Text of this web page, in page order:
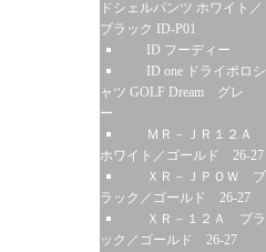
ドシェルパンツ ホワイト／
ブラック ID-P01
ID フーディー
ID one ドライポロシ
ャツ GOLF Dream グレ
ー
ＭＲ－ＪＲ１２Ａ
ホワイト／ゴールド 26-27
ＸＲ－ＪＰＯＷ ブ
ラック／ゴールド 26-27
ＸＲ－１２Ａ ブラ
ック／ゴールド 26-27